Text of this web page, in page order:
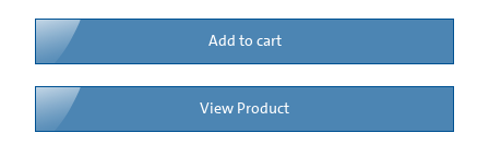
Add to cart
View Product